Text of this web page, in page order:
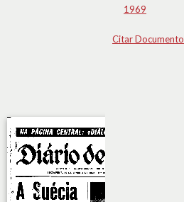
1969
Citar Documento